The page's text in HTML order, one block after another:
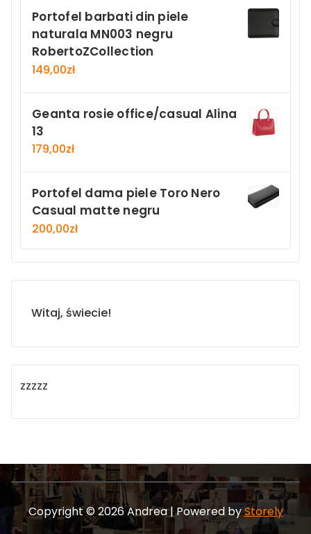
Portofel barbati din piele
naturala MN003 negru
RobertoZCollection
149,00zł
Geanta rosie office/casual Alina
13
179,00zł
Portofel dama piele Toro Nero
Casual matte negru
200,00zł
Witaj, świecie!
zzzzz
Copyright © 2026 Andrea | Powered byStorely